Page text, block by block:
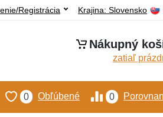
Krajina: Slovensko
Registrácia
Nákupný
zatiaľ
0
0 Obľúbené